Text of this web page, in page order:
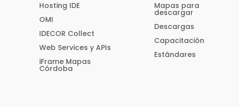
Hosting IDE
OMI
IDECOR Collect
Web Services y APIs
iFrame Mapas
Córdoba
Mapas para
descargar
Descargas
Capacitación
Estándares